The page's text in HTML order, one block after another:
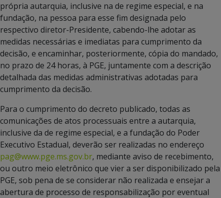
própria autarquia, inclusive na de regime especial, e na
fundação, na pessoa para esse fim designada pelo
respectivo diretor-Presidente, cabendo-lhe adotar as
medidas necessárias e imediatas para cumprimento da
decisão, e encaminhar, posteriormente, cópia do mandado,
no prazo de 24 horas, à PGE, juntamente com a descrição
detalhada das medidas administrativas adotadas para
cumprimento da decisão.
Para o cumprimento do decreto publicado, todas as
comunicações de atos processuais entre a autarquia,
inclusive da de regime especial, e a fundação do Poder
Executivo Estadual, deverão ser realizadas no endereço
pag@www.pge.ms.gov.br, mediante aviso de recebimento,
ou outro meio eletrônico que vier a ser disponibilizado pela
PGE, sob pena de se considerar não realizada e ensejar a
abertura de processo de responsabilização por eventual